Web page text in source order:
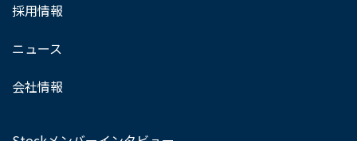
採用情報
ニュース
会社情報